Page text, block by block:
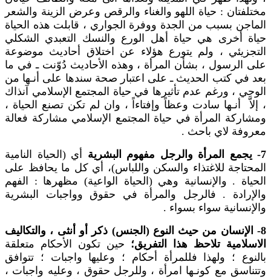
مختلفتان : حياة اللهو والغناء والرقص وعرض الزينة والشعر
الماجن بسبب من الجدة ووفرة الجواري ، قابلت هذه الحياة
حياة أخرى هي حياة أهل الورع والنسك التعبدي الشكلي
التجزيئي ، ولم يتورع هؤلاء عن اختلاق أحاديث موضوعة
على الرسول ، بشأن المرأة ، وهذه الأحاديث دُوّنت ـ في ما
بعد في كتب الحديث ـ على اعتبار صحة سندها على أنـها من
الوحي ، ورغم عدم تأثيرها في حياة المجتمع الإسلامي آنذاك
، إلاَّ أنـها سادت وعظاً وإفتاءاً ، وان لم تكن تصنع الحياة ،
ومشاركة المرأة في حياة المجتمع الإسلامي مشاركة فعالة
معروفة لاي باحث .
7- يجمع المرأة والرجل مفهوم البشرية
أي (الحياة النامية
المحتاجة للاغتذاء والسكن واللباس)، أي كل ما يحافظ على
الحياة . والإنسانية وهي (الحياة الواعية) مظهرها : الفهم
والإرادة . فالرجل والمرأة في حقوق وواجبات البشرية
والإنسانية سواء بسواء .
8- الإنسان من حيث النوع (الجنس) ذكر أو أنثى ، والتكاليف
الاسلامية تلاحظ هذا التفريق؛ حين تكون الأحكام متعلقة
بالنوع ؛ ولهذا فللمرأة أحكام ؛ وعليها واجبات ؛ تتوافق
وتتناسق مع كونـها امرأة ، وللرجل حقوق ، وعليه واجبات ،